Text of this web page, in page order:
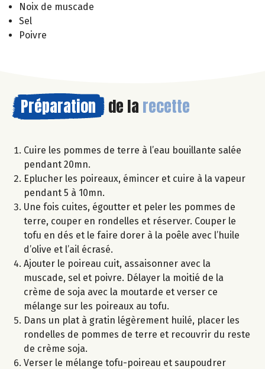
Noix de muscade
Sel
Poivre
Préparation de la recette
Cuire les pommes de terre à l’eau bouillante salée
pendant 20mn.
Eplucher les poireaux, émincer et cuire à la vapeur
pendant 5 à 10mn.
Une fois cuites, égoutter et peler les pommes de
terre, couper en rondelles et réserver. Couper le
tofu en dés et le faire dorer à la poêle avec l’huile
d’olive et l’ail écrasé.
Ajouter le poireau cuit, assaisonner avec la
muscade, sel et poivre. Délayer la moitié de la
crème de soja avec la moutarde et verser ce
mélange sur les poireaux au tofu.
Dans un plat à gratin légèrement huilé, placer les
rondelles de pommes de terre et recouvrir du reste
de crème soja.
Verser le mélange tofu-poireau et saupoudrer